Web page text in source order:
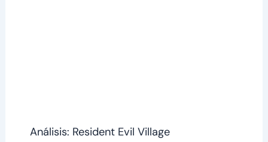
Análisis: Resident Evil Village